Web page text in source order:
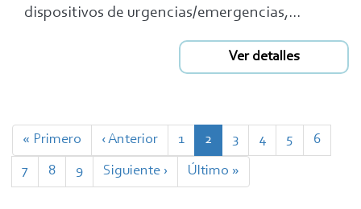
dispositivos de urgencias/emergencias,...
Ver detalles
Paginación
Primera
página
« Primero
Página
anterior
‹ Anterior Page
1
Página
actual
2 Page
3 Page
4 Page
5 Page
6
Page
7 Page
8 Page
9
Siguiente
página
Siguiente ›
Última
página
Último »